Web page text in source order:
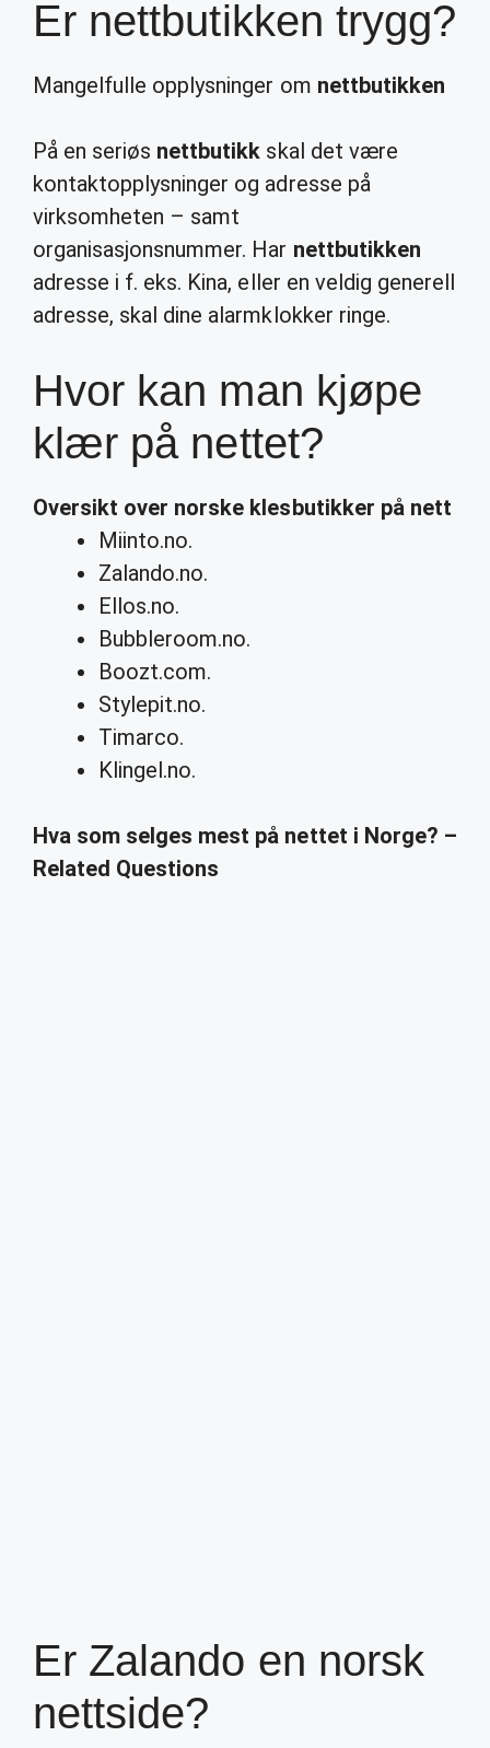
Er nettbutikken trygg?
Mangelfulle opplysninger om nettbutikken
På en seriøs nettbutikk skal det være
kontaktopplysninger og adresse på
virksomheten – samt
organisasjonsnummer. Har nettbutikken
adresse i f. eks. Kina, eller en veldig generell
adresse, skal dine alarmklokker ringe.
Hvor kan man kjøpe
klær på nettet?
Oversikt over norske klesbutikker på nett
Miinto.no.
Zalando.no.
Ellos.no.
Bubbleroom.no.
Boozt.com.
Stylepit.no.
Timarco.
Klingel.no.
Hva som selges mest på nettet i Norge? –
Related Questions
Er Zalando en norsk
nettside?